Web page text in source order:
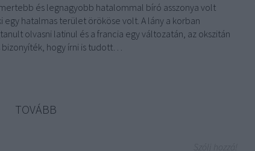
és legnagyobb hatalommal bíró asszonya volt
egy hatalmas terület örököse volt. A lány a korban
olvasni latinul és a francia egy változatán, az okszitán
bizonyíték, hogy írni is tudott…
TOVÁBB